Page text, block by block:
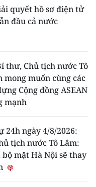
quyết hồ sơ điện tử
đầu cả nước
thư, Chủ tịch nước Tô
mong muốn cùng các
Cộng đồng ASEAN
mạnh
24h ngày 4/8/2026:
tịch nước Tô Lâm:
mặt Hà Nội sẽ thay